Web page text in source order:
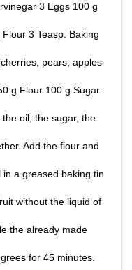
3 Eggs 100 g
3 Teasp. Baking
pears, apples
g Flour 100 g Sugar
oil, the sugar, the
Add the flour and
a greased baking tin
without the liquid of
the already made
for 45 minutes.